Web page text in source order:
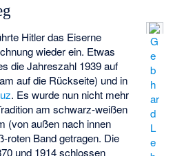
G
e
b
h
ar
d
L
e
Hitler das Eiserne
wieder ein. Etwas
die Jahreszahl 1939 auf
auf die Rückseite) und in
. Es wurde nun nicht mehr
am schwarz-weißen
(von außen nach innen
roten Band getragen. Die
und 1914 schlossen